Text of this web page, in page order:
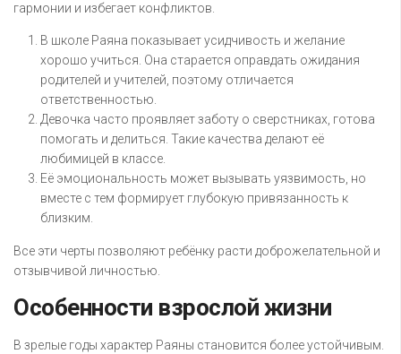
гармонии и избегает конфликтов.
В школе Раяна показывает усидчивость и желание
хорошо учиться. Она старается оправдать ожидания
родителей и учителей, поэтому отличается
ответственностью.
Девочка часто проявляет заботу о сверстниках, готова
помогать и делиться. Такие качества делают её
любимицей в классе.
Её эмоциональность может вызывать уязвимость, но
вместе с тем формирует глубокую привязанность к
близким.
Все эти черты позволяют ребёнку расти доброжелательной и
отзывчивой личностью.
Особенности взрослой жизни
В зрелые годы характер Раяны становится более устойчивым.